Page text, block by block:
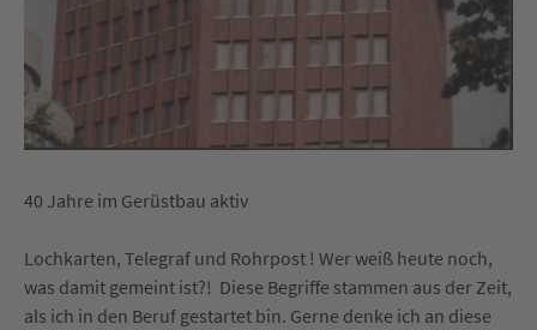
40 Jahre im Gerüstbau aktiv
Lochkarten, Telegraf und Rohrpost ! Wer weiß heute noch,
was damit gemeint ist?! Diese Begriffe stammen aus der Zeit,
als ich in den Beruf gestartet bin. Gerne denke ich an diese